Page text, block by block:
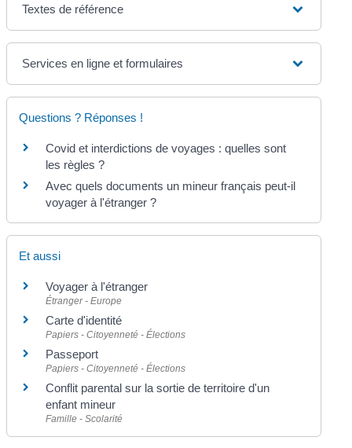
Textes de référence
Services en ligne et formulaires
Questions ? Réponses !
Covid et interdictions de voyages : quelles sont
les règles ?
Avec quels documents un mineur français peut-il
voyager à l'étranger ?
Et aussi
Voyager à l'étranger
Étranger - Europe
Carte d'identité
Papiers - Citoyenneté - Élections
Passeport
Papiers - Citoyenneté - Élections
Conflit parental sur la sortie de territoire d'un
enfant mineur
Famille - Scolarité